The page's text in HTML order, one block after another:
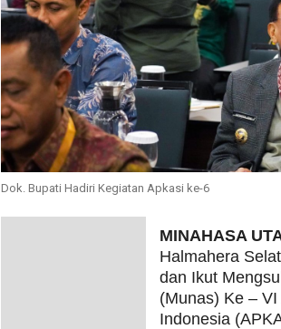
Dok. Bupati Hadiri Kegiatan Apkasi ke-6
MINAHASA
Halmahera
dan Ikut
(Munas) Ke –
Indonesia